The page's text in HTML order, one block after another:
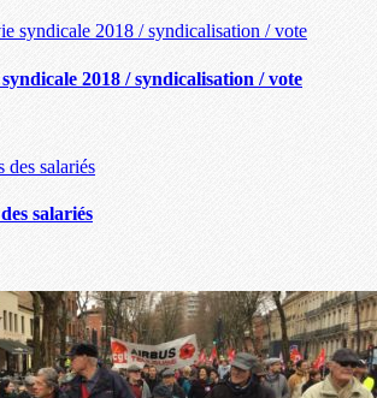
syndicale 2018 / syndicalisation / vote
salariés